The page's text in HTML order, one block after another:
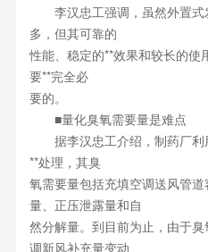
李汉忠工强调，虽然外置式
多，但其可靠的
性能、稳定的**效果和较长的使
要**完全必
要的。
■量化臭氧需要量是难点
据李汉忠工介绍，制药厂利
**处理，其臭
氧需要量包括充填空调送风管
量、正压泄露量和自
然分解量。到目前为止，由于
调新风补充量变动